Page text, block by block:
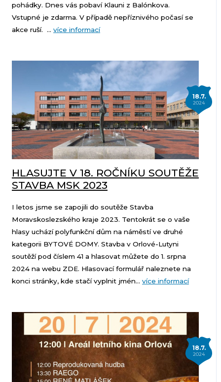
pohádky. Dnes vás pobaví Klauni z Balónkova.
Vstupné je zdarma. V případě nepříznivého počasí se
akce ruší. ... více informací
18.7.
2024
HLASUJTE V 18. ROČNÍKU SOUTĚŽE
STAVBA MSK 2023
I letos jsme se zapojili do soutěže Stavba
Moravskoslezského kraje 2023. Tentokrát se o vaše
hlasy uchází polyfunkční dům na náměstí ve druhé
kategorii BYTOVÉ DOMY. Stavba v Orlové-Lutyni
soutěží pod číslem 41 a hlasovat můžete do 1. srpna
2024 na webu ZDE. Hlasovací formulář naleznete na
konci stránky, kde stačí vyplnit jmén... více informací
18.7.
2024